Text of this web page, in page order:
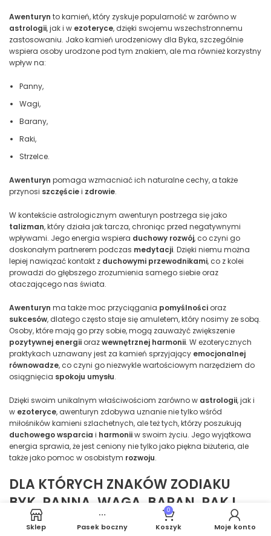
Awenturyn to kamień, który zyskuje popularność w zarówno w
astrologii, jak i w ezoteryce, dzięki swojemu wszechstronnemu
zastosowaniu. Jako kamień urodzeniowy dla Byka, szczególnie
wspiera osoby urodzone pod tym znakiem, ale ma również korzystny
wpływ na:
Panny,
Wagi,
Barany,
Raki,
Strzelce.
Awenturyn pomaga wzmacniać ich naturalne cechy, a także
przynosi szczęściei zdrowie.
W kontekście astrologicznym awenturyn postrzega się jako
talizman, który działa jak tarcza, chroniąc przed negatywnymi
wpływami. Jego energia wspiera duchowy rozwój, co czyni go
doskonałym partnerem podczas medytacji. Dzięki niemu można
lepiej nawiązać kontakt z duchowymi przewodnikami, co z kolei
prowadzi do głębszego zrozumienia samego siebie oraz
otaczającego nas świata.
Awenturyn ma także moc przyciągania pomyślności oraz
sukcesów, dlatego często staje się amuletem, który nosimy ze sobą.
Osoby, które mają go przy sobie, mogą zauważyć zwiększenie
pozytywnej energii orazwewnętrznej harmonii. W ezoterycznych
praktykach uznawany jest za kamień sprzyjający emocjonalnej
równowadze, co czyni go niezwykle wartościowym narzędziem do
osiągnięcia spokoju umysłu.
Dzięki swoim unikalnym właściwościom zarówno w astrologii, jak i
w ezoteryce, awenturyn zdobywa uznanie nie tylko wśród
miłośników kamieni szlachetnych, ale też tych, którzy poszukują
duchowego wsparcia i harmoniiw swoim życiu. Jego wyjątkowa
energia sprawia, że jest ceniony nie tylko jako piękna biżuteria, ale
także jako pomoc w osobistym rozwoju.
DLA KTÓRYCH ZNAKÓW ZODIAKU
BYK, PANNA, WAGA, BARAN, RAK I
STRZELEC JEST KORZYSTNY?
Sklep Pasek boczny
0
Koszyk Moje konto